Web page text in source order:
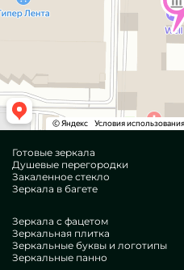
Готовые зеркала
Душевые перегородки
Закаленное стекло
Зеркала в багете
Зеркала с фацетом
Зеркальная плитка
Зеркальные буквы и логотипы
Зеркальные панно